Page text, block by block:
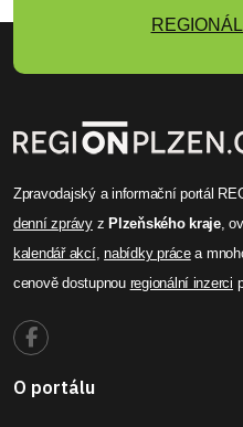
Zpravodajský a informační portál
denní zprávyz Plzeňského kraje,
kalendář akcí,nabídky prácea
cenově dostupnou regionální inzerci
O portálu